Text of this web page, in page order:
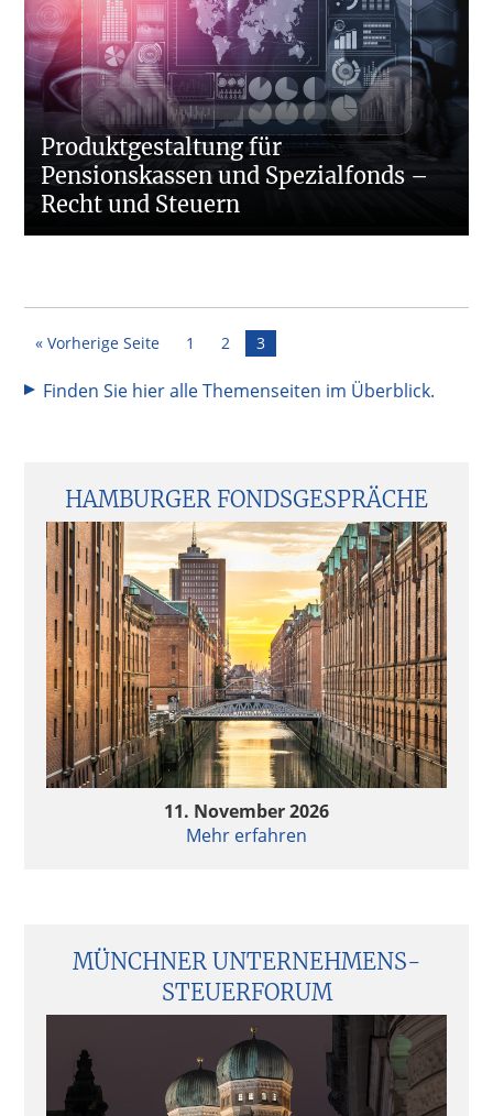
Produktgestaltung für
Pensionskassen und Spezialfonds –
Recht und Steuern
« Vorherige Seite Seite
1 Seite
2 Seite
3
Finden Sie hier alle Themenseiten im Überblick.
HAMBURGER FONDSGESPRÄCHE
11. November 2026
Mehr erfahren
MÜNCHNER UNTERNEHMENS­
STEUERFORUM